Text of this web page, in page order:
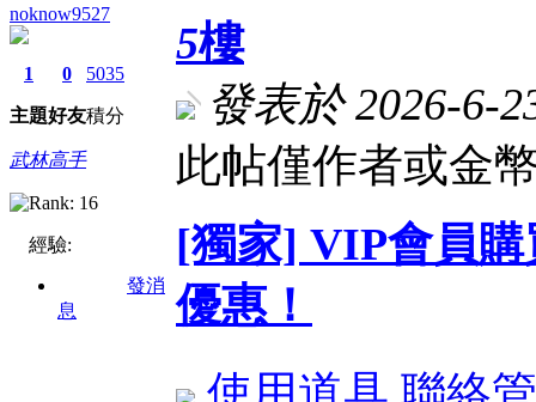
noknow9527
1
主題
0
好友
5035
積分
武林高手
經驗:
發消
息
5樓
發表於 2026-6-
此帖僅作者或金
[獨家] VIP會員
優惠！